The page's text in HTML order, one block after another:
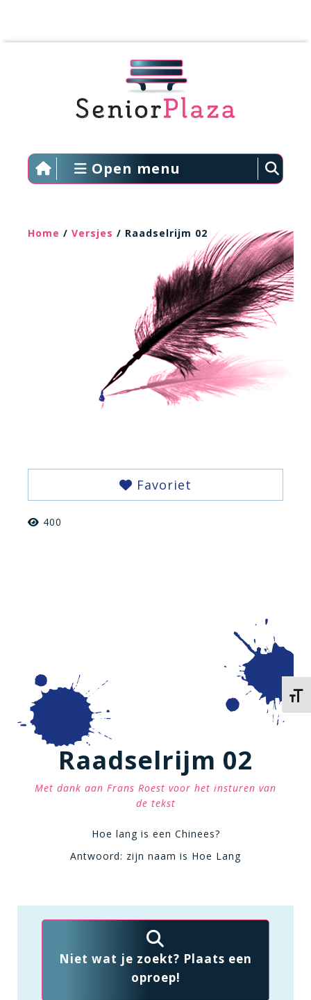
Open menu
Home / Versjes / Raadselrijm 02
Favoriet
400
Raadselrijm 02
Met dank aan Frans Roest voor het insturen van
de tekst
Hoe lang is een Chinees?
Antwoord: zijn naam is Hoe Lang
Niet wat je zoekt? Plaats een
oproep!